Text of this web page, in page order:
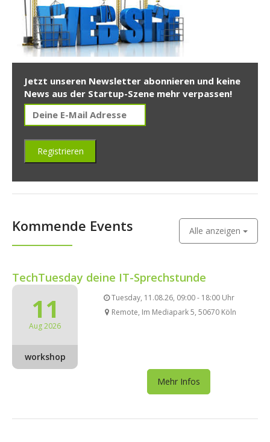
Jetzt unseren Newsletter abonnieren und keine
News aus der Startup-Szene mehr verpassen!
Kommende Events Alle anzeigen
TechTuesday deine IT-Sprechstunde
11
Aug 2026
workshop
Tuesday, 11.08.26, 09:00 - 18:00 Uhr
Remote, Im Mediapark 5, 50670 Köln
Mehr Infos